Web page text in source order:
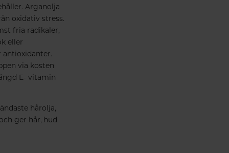
Arganolja
oxidativ stress.
fria radikaler,
eller
antioxidanter.
via kosten
E- vitamin
hårolja,
ger hår, hud